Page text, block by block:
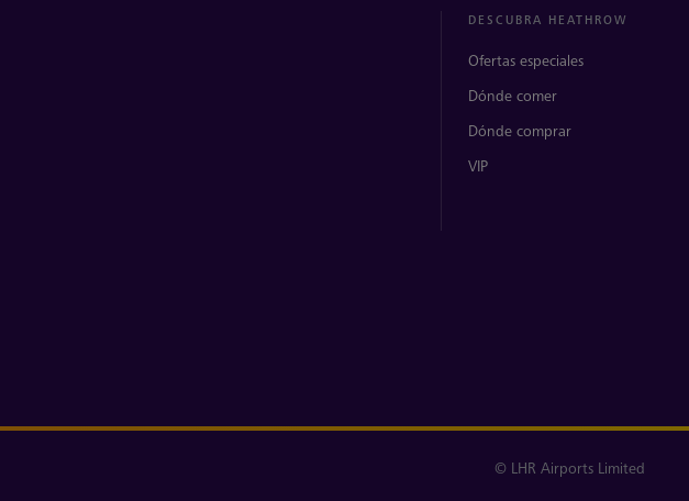
DESCUBRA HEATHROW
Ofertas especiales
Dónde comer
Dónde comprar
VIP
© LHR Airports Limited